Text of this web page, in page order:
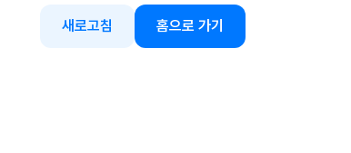
새로고침 홈으로 가기